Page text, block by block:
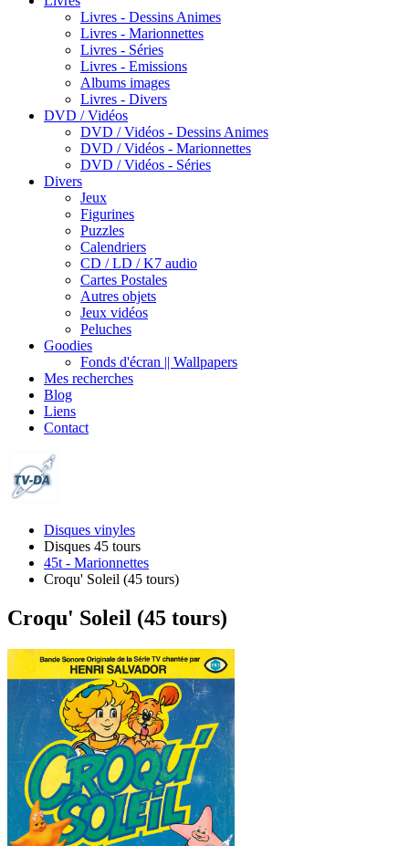
Livres - Dessins Animes
Livres - Marionnettes
Livres - Séries
Livres - Emissions
Albums images
Livres - Divers
DVD / Vidéos
DVD / Vidéos - Dessins Animes
DVD / Vidéos - Marionnettes
DVD / Vidéos - Séries
Divers
Jeux
Figurines
Puzzles
Calendriers
CD / LD / K7 audio
Cartes Postales
Autres objets
Jeux vidéos
Peluches
Goodies
Fonds d'écran || Wallpapers
Mes recherches
Blog
Liens
Contact
Disques vinyles
Disques 45 tours
45t - Marionnettes
Croqu' Soleil (45 tours)
Croqu' Soleil (45 tours)